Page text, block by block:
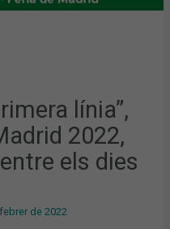
línia”,
2022,
els dies
de 2022